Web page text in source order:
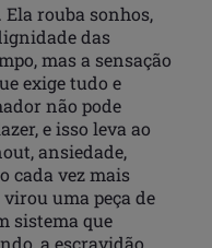
Ela rouba sonhos,
das
mas a sensação
exige tudo e
não pode
e isso leva ao
ansiedade,
cada vez mais
uma peça de
sistema que
a escravidão